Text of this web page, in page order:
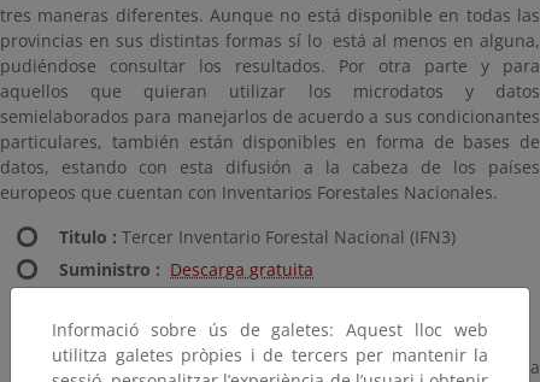
tres maneras diferentes. Aunque no está disponible en todas las
provincias en sus distintas formas sí lo está al menos en alguna,
pudiéndose consultar los resultados. Por otra parte y para
aquellos que quieran utilizar los microdatos y datos
semielaborados para manejarlos de acuerdo a sus condicionantes
particulares, también están disponibles en forma de bases de
datos, estando con esta difusión a la cabeza de los países
europeos que cuentan con Inventarios Forestales Nacionales.
Titulo : Tercer Inventario Forestal Nacional (IFN3)
Suministro : Descarga gratuita
Escala :1:50.000
Actualización :Proyecto realizado entre los años 1997 a
Informació sobre ús de galetes: Aquest lloc web
utilitza galetes pròpies i de tercers per mantenir la